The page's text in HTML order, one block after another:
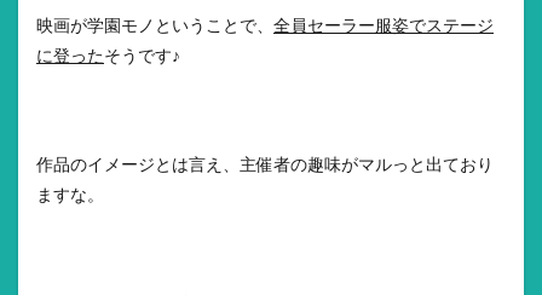
映画が学園モノということで、 全員セーラー服姿でステージ
に登ったそうです♪
作品のイメージとは言え、主催者の趣味がマルっと出ており
ますな。